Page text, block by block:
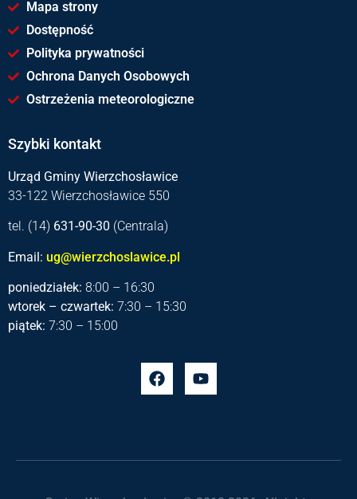
Mapa strony
Dostępność
Polityka prywatności
Ochrona Danych Osobowych
Ostrzeżenia meteorologiczne
Szybki kontakt
Urząd Gminy Wierzchosławice
33-122 Wierzchosławice 550
tel. (14) 631-90-30 (Centrala)
Email: ug@wierzchoslawice.pl
poniedziałek: 8:00 – 16:30
wtorek – czwartek: 7:30 – 15:30
piątek: 7:30 – 15:00